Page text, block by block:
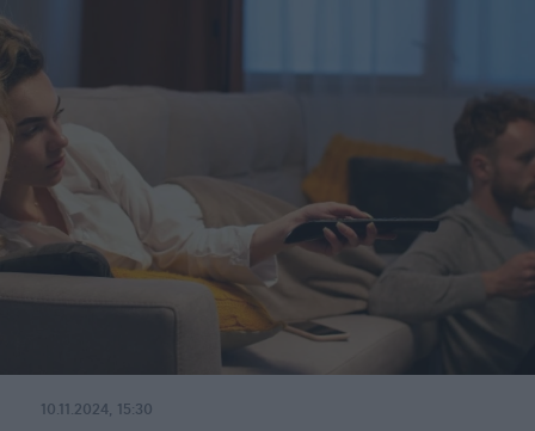
10.11.2024, 15:30